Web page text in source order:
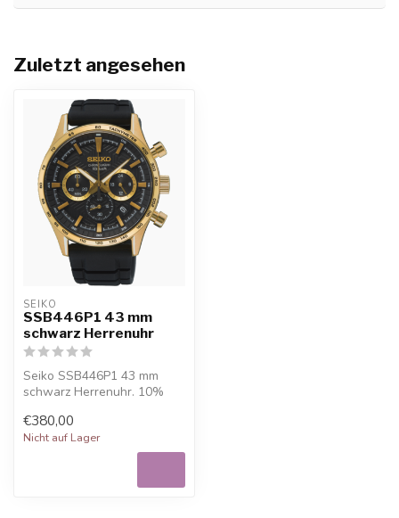
Zuletzt angesehen
SEIKO
SSB446P1 43 mm
schwarz Herrenuhr
Seiko SSB446P1 43 mm
schwarz Herrenuhr. 10%
Juwelier De Va...
€380,00
Nicht auf Lager